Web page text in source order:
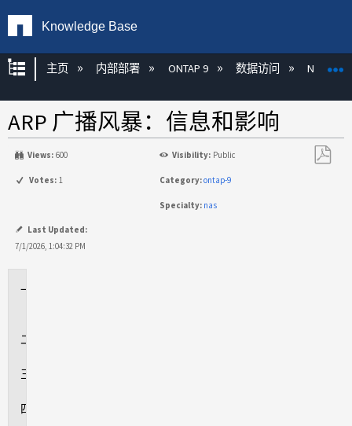
Knowledge Base
扩展/隐缩全局层次
主页 内部部署 ONTAP 9 数据访问 NAS
ARP 广播风暴：信息和影响
Views: 600 Visibility: Public
Votes: 1 Category:ontap-9
Specialty: nas
Last Updated:
7/1/2026, 1:04:32 PM